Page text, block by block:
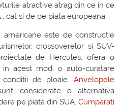
atractive atrag din ce in ce
cat si de pe piata europeana.
este de constructie
crossoverelor si SUV-
de Hercules, ofera o
acest mod, o auto-curatare
de ploaie. Anvelopele
considerate o alternativa
pe piata din SUA. Cumparati